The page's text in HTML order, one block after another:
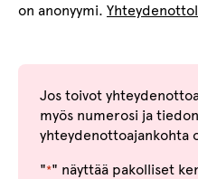
on anonyymi.
Jos toivot
myös numerosi ja
yhteydenottoajankohta
"*" näyttää pakolliset